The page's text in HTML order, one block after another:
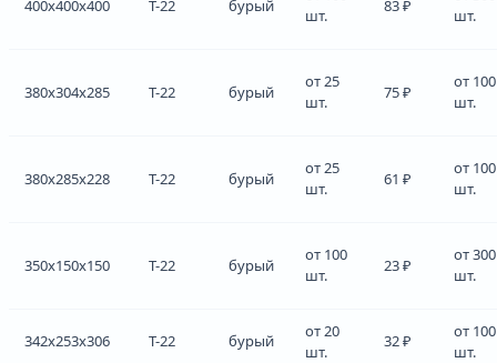
400x400x400 Т-22 бурый
шт.
83 ₽
шт.
380x304x285 Т-22 бурый
от 25
шт.
75 ₽
от 100
шт.
380x285x228 Т-22 бурый
от 25
шт.
61 ₽
от 100
шт.
350x150x150 Т-22 бурый
от 100
шт.
23 ₽
от 300
шт.
342x253x306 Т-22 бурый
от 20
шт.
32 ₽
от 100
шт.